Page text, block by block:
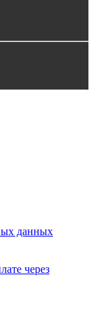
данных
через